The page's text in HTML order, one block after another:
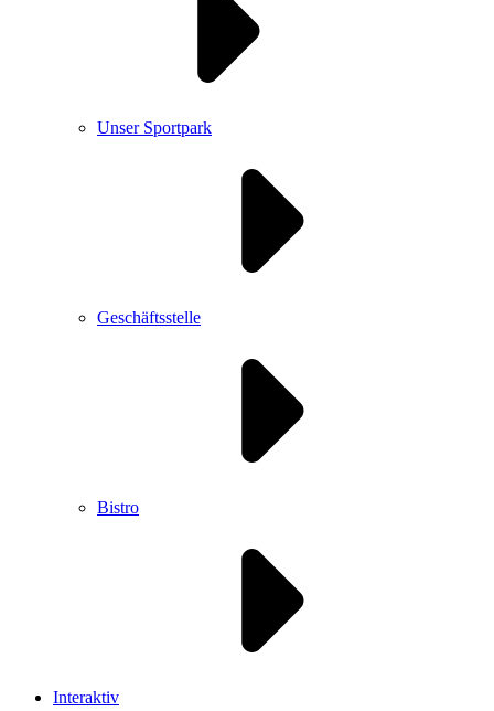
Unser Sportpark
Geschäftsstelle
Bistro
Interaktiv